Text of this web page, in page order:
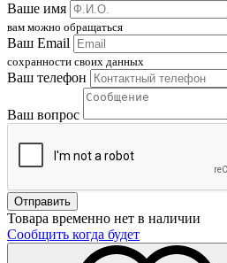
Ваше имя
вам можно обращаться
Ваш Email
сохранности своих данных
Ваш телефон
Ваш вопрос
Товара временно нет в наличии
Сообщить когда будет